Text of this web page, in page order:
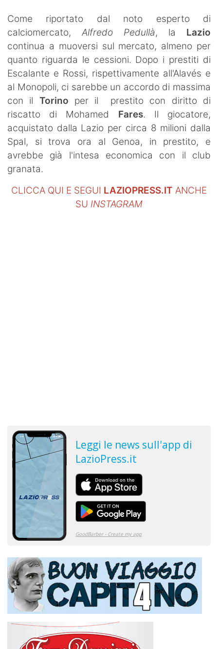
Contatti
Come riportato dal noto esperto di
calciomercato, Alfredo Pedullà, la Lazio
continua a muoversi sul mercato, almeno per
quanto riguarda le cessioni. Dopo i prestiti di
Escalante e Rossi, rispettivamente all'Alavés e
al Monopoli, ci sarebbe un accordo di massima
con il Torino per il prestito con diritto di
riscatto di Mohamed Fares. Il giocatore,
acquistato dalla Lazio per circa 8 milioni dalla
Spal, si trova ora al Genoa, in prestito, e
avrebbe già l'intesa economica con il club
granata.
CLICCA QUI E SEGUI LAZIOPRESS.IT ANCHE
SU INSTAGRAM